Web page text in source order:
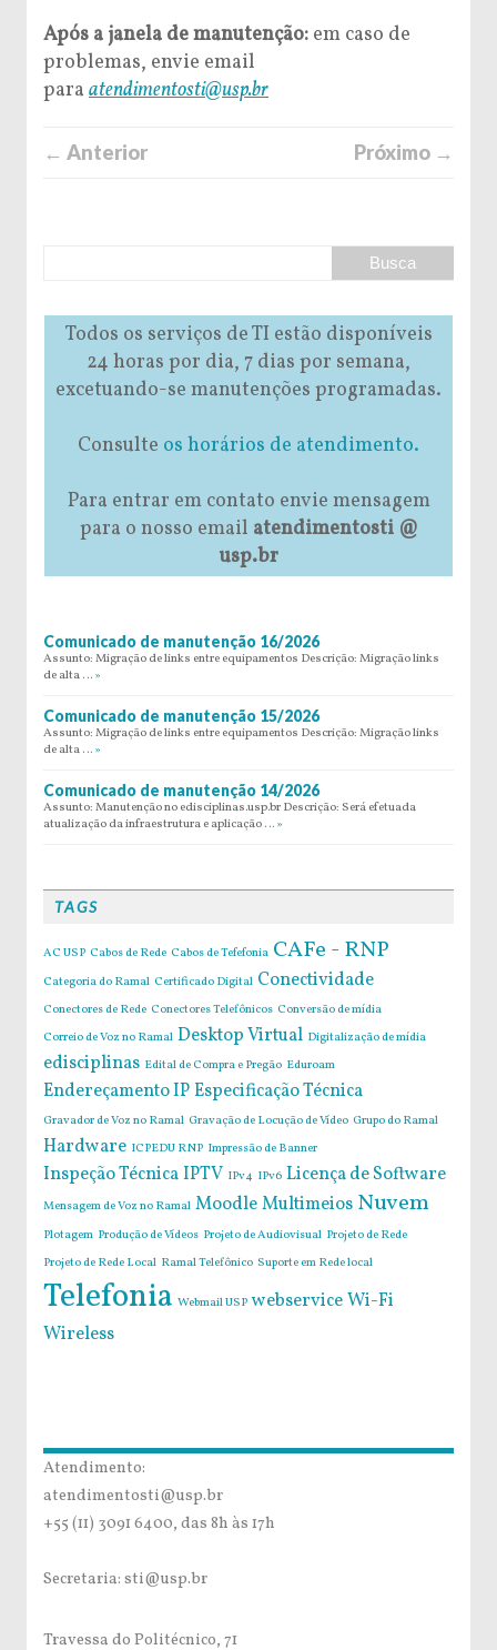
Após a janela de manutenção: em caso de
problemas, envie email
para atendimentosti@usp.br
← Anterior Próximo →
Todos os serviços de TI estão disponíveis
24 horas por dia, 7 dias por semana,
excetuando-se manutenções programadas.
Consulte os horários de atendimento.
Para entrar em contato envie mensagem
para o nosso email atendimentosti @
usp.br
Comunicado de manutenção 16/2026
Assunto: Migração de links entre equipamentos Descrição: Migração links
de alta … »
Comunicado de manutenção 15/2026
Assunto: Migração de links entre equipamentos Descrição: Migração links
de alta … »
Comunicado de manutenção 14/2026
Assunto: Manutenção no edisciplinas.usp.br Descrição: Será efetuada
atualização da infraestrutura e aplicação … »
TAGS
AC USP Cabos de Rede Cabos de Tefefonia CAFe - RNP
Categoria do Ramal Certificado Digital Conectividade
Conectores de Rede Conectores Telefônicos Conversão de mídia
Correio de Voz no Ramal Desktop Virtual Digitalização de mídia
edisciplinas Edital de Compra e Pregão Eduroam
Endereçamento IPEspecificação Técnica
Gravador de Voz no Ramal Gravação de Locução de Vídeo Grupo do Ramal
Hardware ICPEDU RNP Impressão de Banner
Inspeção TécnicaIPTV IPv4 IPv6 Licença de Software
Mensagem de Voz no Ramal MoodleMultimeios Nuvem
Plotagem Produção de Vídeos Projeto de Audiovisual Projeto de Rede
Projeto de Rede Local Ramal Telefônico Suporte em Rede local
Telefonia Webmail USP webserviceWi-Fi
Wireless
Atendimento:
atendimentosti@usp.br
+55 (11) 3091 6400, das 8h às 17h
Secretaria: sti@usp.br
Travessa do Politécnico, 71